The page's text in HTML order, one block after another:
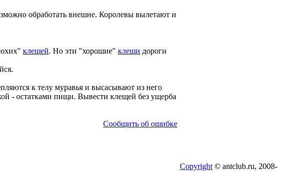
обработать внешне. Королевы вылетают и
клещей. Но эти "хорошие" клещи дороги
к телу муравья и высасывают из него
- остатками пищи. Вывести клещей без ущерба
Сообщить об ошибке
Copyright © antclub.ru, 2008-